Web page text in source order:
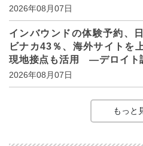
2026年08月07日
インバウンドの体験予約、
ビナカ43％、海外サイトを
現地接点も活用 ―デロイト
2026年08月07日
もっと